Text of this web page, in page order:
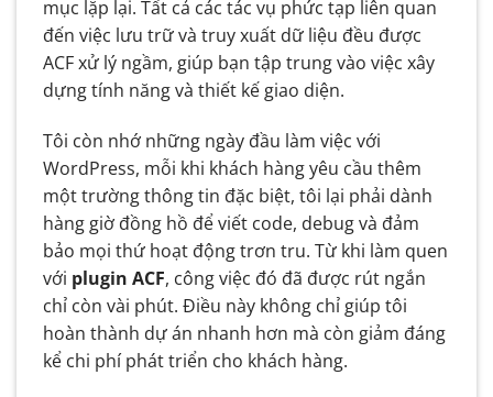
mục lặp lại. Tất cả các tác vụ phức tạp liên quan
đến việc lưu trữ và truy xuất dữ liệu đều được
ACF xử lý ngầm, giúp bạn tập trung vào việc xây
dựng tính năng và thiết kế giao diện.
Tôi còn nhớ những ngày đầu làm việc với
WordPress, mỗi khi khách hàng yêu cầu thêm
một trường thông tin đặc biệt, tôi lại phải dành
hàng giờ đồng hồ để viết code, debug và đảm
bảo mọi thứ hoạt động trơn tru. Từ khi làm quen
với plugin ACF, công việc đó đã được rút ngắn
chỉ còn vài phút. Điều này không chỉ giúp tôi
hoàn thành dự án nhanh hơn mà còn giảm đáng
kể chi phí phát triển cho khách hàng.